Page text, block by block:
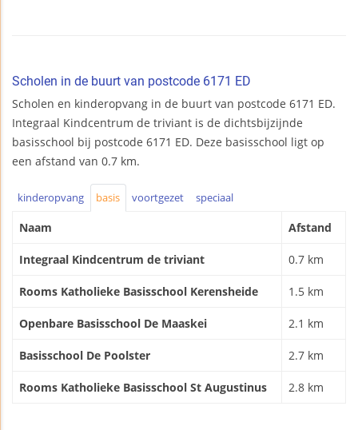
Scholen in de buurt van postcode 6171 ED
Scholen en kinderopvang in de buurt van postcode 6171 ED.
Integraal Kindcentrum de triviant is de dichtsbijzijnde
basisschool bij postcode 6171 ED. Deze basisschool ligt op
een afstand van 0.7 km.
kinderopvang basis voortgezet speciaal
Naam Afstand
Integraal Kindcentrum de triviant 0.7 km
Rooms Katholieke Basisschool Kerensheide 1.5 km
Openbare Basisschool De Maaskei 2.1 km
Basisschool De Poolster 2.7 km
Rooms Katholieke Basisschool St Augustinus 2.8 km